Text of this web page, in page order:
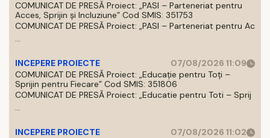
COMUNICAT DE PRESĂ Proiect: „PASI – Parteneriat pentru
Acces, Sprijin și Incluziune” Cod SMIS: 351753
COMUNICAT DE PRESĂ Proiect: „PASI – Parteneriat pentru Ac
...
INCEPERE PROIECTE
07/08/2026 11:09
COMUNICAT DE PRESĂ Proiect: „Educație pentru Toți –
Sprijin pentru Fiecare” Cod SMIS: 351806
COMUNICAT DE PRESĂ Proiect: „Educatie pentru Toti – Sprij
...
INCEPERE PROIECTE 07/08/2026 11:02